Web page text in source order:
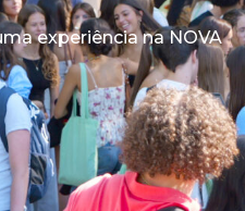
experiência na NOVA